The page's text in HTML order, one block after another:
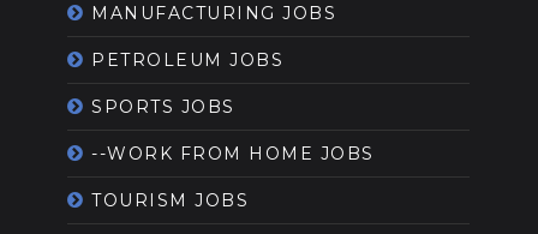
MANUFACTURING JOBS
PETROLEUM JOBS
SPORTS JOBS
--WORK FROM HOME JOBS
TOURISM JOBS